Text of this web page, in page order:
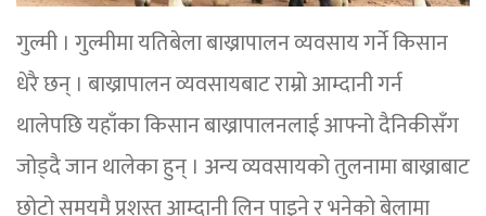
गुल्मी । गुल्मीमा यतिबेला बाख्रापालन व्यवसाय गर्ने किसान
धेरै छन् । बाख्रापालन व्यवसायबाट राम्रो आम्दानी गर्न
थालेपछि यहाँका किसान बाख्रापालनलाई आफ्नो दैनिकीसँग
जोड्दै जान थालेका हुन् । अन्य व्यवसायको तुलनामा बाख्राबाट
छोटो समयमै प्रशस्त आम्दानी लिन पाइने र भनेको बेलामा